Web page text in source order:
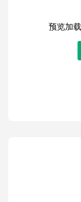
预览加